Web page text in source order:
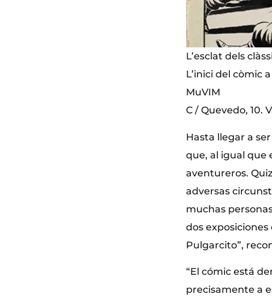
L’esclat dels
L’inici del còmic
MuVIM
C / Quevedo, 10.
Hasta llegar a
que, al igual que
aventureros.
adversas
muchas
dos exposiciones
Pulgarcito”,
“El cómic está
precisamente a